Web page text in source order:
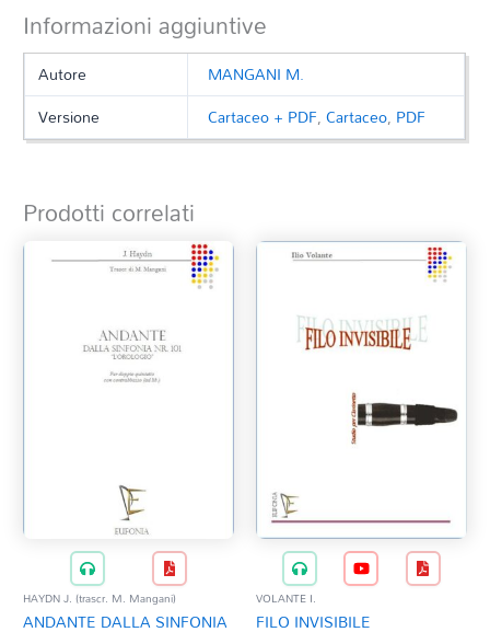
Informazioni aggiuntive
Autore
MANGANI M.
Versione
Cartaceo + PDF,Cartaceo, PDF
Prodotti correlati
HAYDN J. (trascr. M. Mangani)
ANDANTE DALLA SINFONIA
VOLANTE I.
FILO INVISIBILE